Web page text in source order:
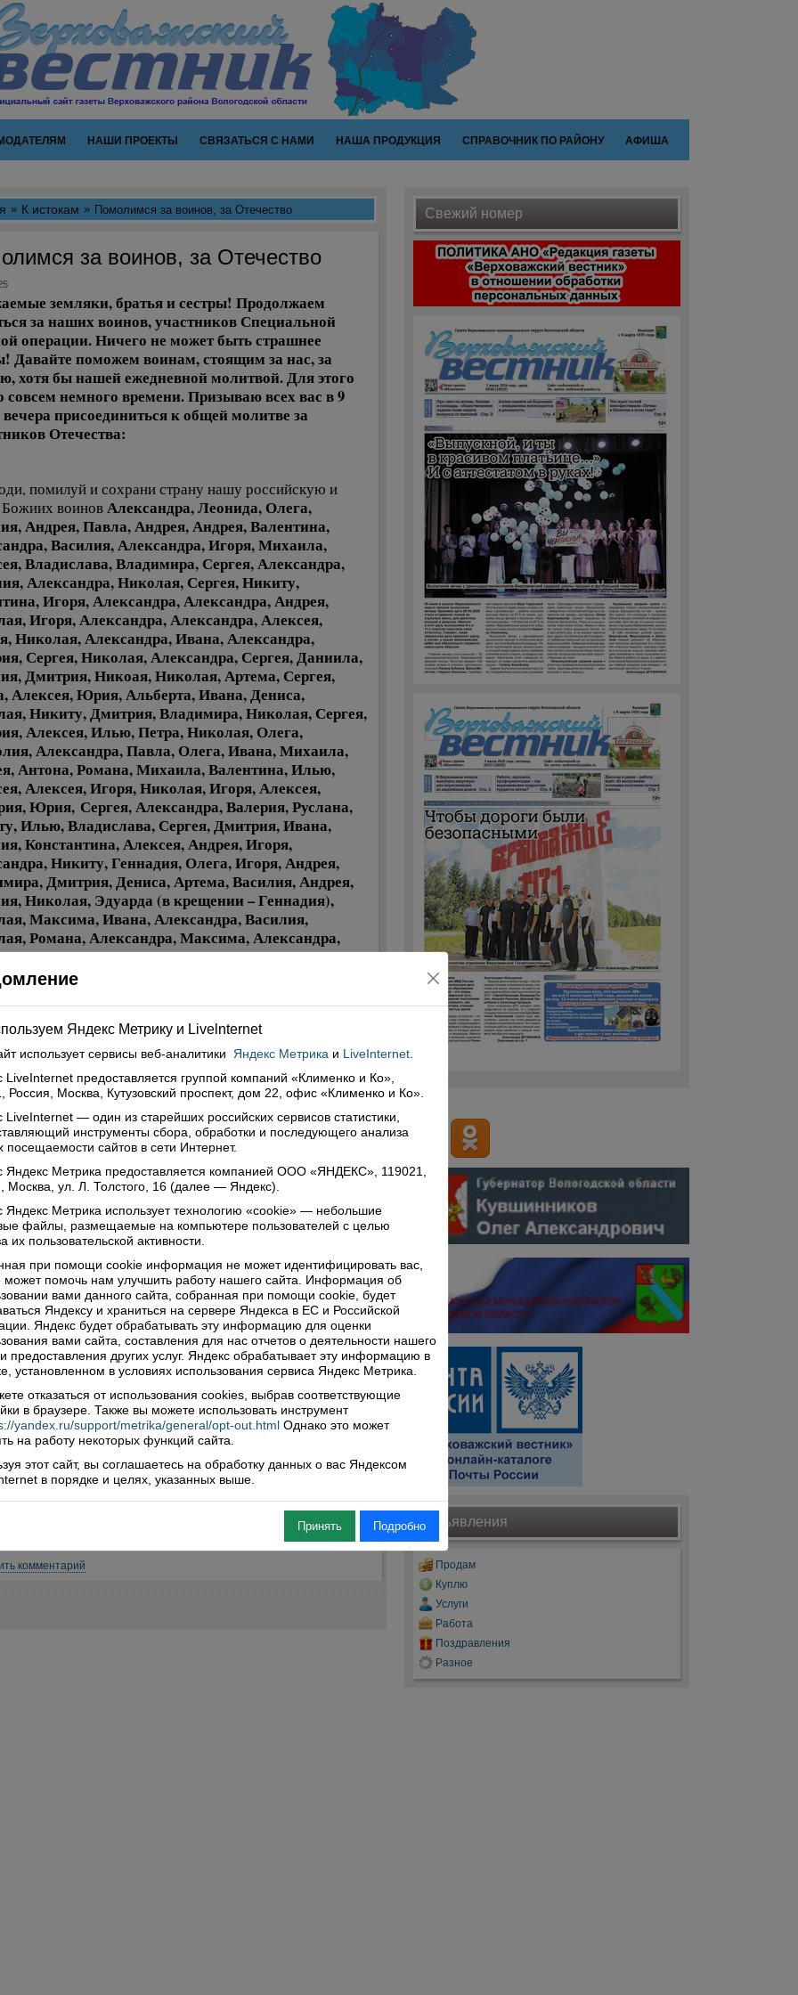
НАШИ ПРОЕКТЫ СВЯЗАТЬСЯ С НАМИ НАША ПРОДУКЦИЯ СПРАВОЧНИК ПО РАЙОНУ АФИША
К истокам Помолимся за воинов, за Отечество
за воинов, за Отечество
земляки, братья и сестры! Продолжаем
за наших воинов, участников Специальной
операции. Ничего не может быть страшнее
Давайте поможем воинам, стоящим за нас, за
хотя бы нашей ежедневной молитвой. Для этого
совсем немного времени. Призываю всех вас в 9
присоединиться к общей молитве за
Отечества:
помилуй и сохрани страну нашу российскую и
воиновАлександра, Леонида, Олега,
Андрея, Павла, Андрея, Андрея, Валентина,
Василия, Александра, Игоря, Михаила,
Владислава, Владимира, Сергея, Александра,
Александра, Николая, Сергея, Никиту,
Игоря, Александра, Александра, Андрея,
Игоря, Александра, Александра, Алексея,
Николая, Александра, Ивана, Александра,
Сергея, Николая, Александра, Сергея, Даниила,
Дмитрия, Никоая, Николая, Артема, Сергея,
Алексея, Юрия, Альберта, Ивана, Дениса,
Никиту, Дмитрия, Владимира, Николая, Сергея,
Алексея, Илью, Петра, Николая, Олега,
Александра, Павла, Олега, Ивана, Михаила,
Антона, Романа, Михаила, Валентина, Илью,
Алексея, Игоря, Николая, Игоря, Алексея,
Юрия, Сергея, Александра, Валерия, Руслана,
Илью, Владислава, Сергея, Дмитрия, Ивана,
Константина, Алексея, Андрея, Игоря,
Никиту, Геннадия, Олега, Игоря, Андрея,
Дмитрия, Дениса, Артема, Василия, Андрея,
Николая, Эдуарда (в крещении – Геннадия),
Максима, Ивана, Александра, Василия,
Романа, Александра, Максима, Александра,
Сергея, Ивана, Антона, Виктора, Владимира,
Сергея, Александра, Андрея, Василия,
Павла, Дмитрия
нацистами.
даруй нашим воинам победу и возврати их в дома
всех сродников их укрепи».
также помолиться и о наших земляках, отдавших свои
на поле боя за нас и Отечество наше:
«Помяни,
во Царствии Твоем, усопших и убиенных рабов
воинов Евгения, Романа, Олега, Юрия,
Дмитрия, Дмитрия, Олега, Олега, Руслана,
Александра, Сергея, Антона, Федора, Вячеслава,
Андрея, Сергея, Сергея, Александра, Ивана,
Алексея, Александра, Сергея, Андрея, Дмитрия,
Максима, Илью, Руслана, Олега, Александра,
Павла, Сергея, Романа, Юрия, Сергея. Прости их
вольные и невольные, даруй им Царствие
а всех сродников их укрепи».
молитв по благословению патриарха Кирилла
молитву о Святой Руси и восстановлении мира,
молитвы к Богородице и 26-й и 90-й псалмы.
заведующий духовно-просветительским
ЦТНКСергей Истомин
вестник» №22 за 4 апреля 2025 года
комментарий
Свежий номер
Объявления
Продам
Куплю
Услуги
Работа
Поздравления
Разное
Яндекс Метрику и Livelnternet
использует сервисы веб-аналитики Яндекс Метрика и LiveInternet
LiveInternet предоставляется группой компаний «Клименко и Ко»,
Россия, Москва, Кутузовский проспект, дом 22, офис «Клименко и Ко».
LiveInternet — один из старейших российских сервисов статистики,
инструменты сбора, обработки и последующего анализа
посещаемости сайтов в сети Интернет.
Яндекс Метрика предоставляется компанией ООО «ЯНДЕКС», 119021,
Москва, ул. Л. Толстого, 16 (далее — Яндекс).
Яндекс Метрика использует технологию «cookie» — небольшие
файлы, размещаемые на компьютере пользователей с целью
их пользовательской активности.
при помощи cookie информация не может идентифицировать вас,
может помочь нам улучшить работу нашего сайта. Информация об
вами данного сайта, собранная при помощи cookie, будет
Яндексу и храниться на сервере Яндекса в ЕС и Российской
Яндекс будет обрабатывать эту информацию для оценки
вами сайта, составления для нас отчетов о деятельности нашего
предоставления других услуг. Яндекс обрабатывает эту информацию в
установленном в условиях использования сервиса Яндекс Метрика.
отказаться от использования cookies, выбрав соответствующие
в браузере. Также вы можете использовать инструмент
yandex.ru/support/metrika/general/opt-out.html Однако это может
на работу некоторых функций сайта.
этот сайт, вы соглашаетесь на обработку данных о вас Яндексом
в порядке и целях, указанных выше.
Принять Подробно